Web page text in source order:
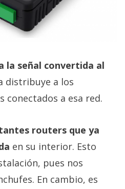
la señal convertida al
distribuye a los
a esa red.
routers que ya
en su interior. Esto
pues nos
En cambio, es